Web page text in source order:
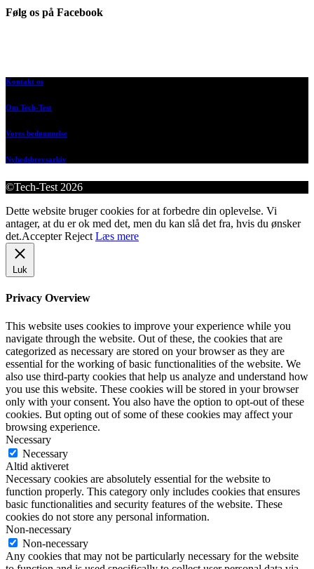
Følg os på Facebook
Kontakt os
Om Tech-Test
Vores bedømmelse
Nyhedsbrevsarkiv
©Tech-Test 2026
Dette website bruger cookies for at forbedre din oplevelse. Vi
antager, at du er ok med det, men du kan slå det fra, hvis du ønsker
det.Accepter Reject Læs mere
Luk
Privacy Overview
This website uses cookies to improve your experience while you
navigate through the website. Out of these, the cookies that are
categorized as necessary are stored on your browser as they are
essential for the working of basic functionalities of the website. We
also use third-party cookies that help us analyze and understand how
you use this website. These cookies will be stored in your browser
only with your consent. You also have the option to opt-out of these
cookies. But opting out of some of these cookies may affect your
browsing experience.
Necessary
Necessary
Altid aktiveret
Necessary cookies are absolutely essential for the website to
function properly. This category only includes cookies that ensures
basic functionalities and security features of the website. These
cookies do not store any personal information.
Non-necessary
Non-necessary
Any cookies that may not be particularly necessary for the website